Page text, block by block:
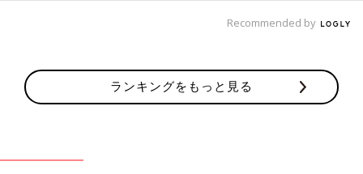
Recommended by
ランキングをもっと見る